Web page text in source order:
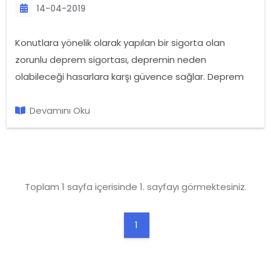
14-04-2019
Konutlara yönelik olarak yapılan bir sigorta olan
zorunlu deprem sigortası, depremin neden
olabileceği hasarlara karşı güvence sağlar. Deprem
Sigortaları Kurumu tarafından sunulur. Poliçelerin
üretilmesi ise kurum tarafından yetkilendirilmiş
Devamını Oku
Toplam 1 sayfa içerisinde 1. sayfayı görmektesiniz.
1